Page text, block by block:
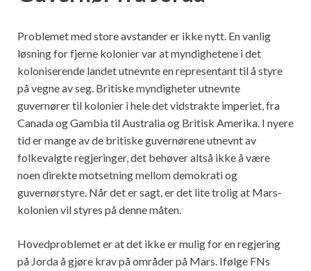
Problemet med store avstander er ikke nytt. En vanlig
løsning for fjerne kolonier var at myndighetene i det
koloniserende landet utnevnte en representant til å styre
på vegne av seg. Britiske myndigheter utnevnte
guvernører til kolonier i hele det vidstrakte imperiet, fra
Canada og Gambia til Australia og Britisk Amerika. I nyere
tid er mange av de britiske guvernørene utnevnt av
folkevalgte regjeringer, det behøver altså ikke å være
noen direkte motsetning mellom demokrati og
guvernørstyre. Når det er sagt, er det lite trolig at Mars-
kolonien vil styres på denne måten.
Hovedproblemet er at det ikke er mulig for en regjering
på Jorda å gjøre krav på områder på Mars. Ifølge FNs